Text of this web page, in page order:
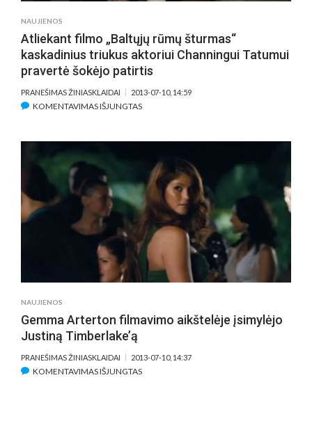
NAUJIENOS
Atliekant filmo „Baltųjų rūmų šturmas“
kaskadinius triukus aktoriui Channingui Tatumui
pravertė šokėjo patirtis
PRANEŠIMAS ŽINIASKLAIDAI 2013-07-10, 14:59
KOMENTAVIMAS IŠJUNGTASĮRAŠE
RŪMŲ
ŠTURMAS“
KASKADINIUS
TRIUKUS
AKTORIUI
CHANNINGUI
PRAVERTĖ
ŠOKĖJO
NAUJIENOS
Gemma Arterton filmavimo aikštelėje įsimylėjo
Justiną Timberlake’ą
PRANEŠIMAS ŽINIASKLAIDAI 2013-07-10, 14:37
KOMENTAVIMAS IŠJUNGTASĮRAŠE